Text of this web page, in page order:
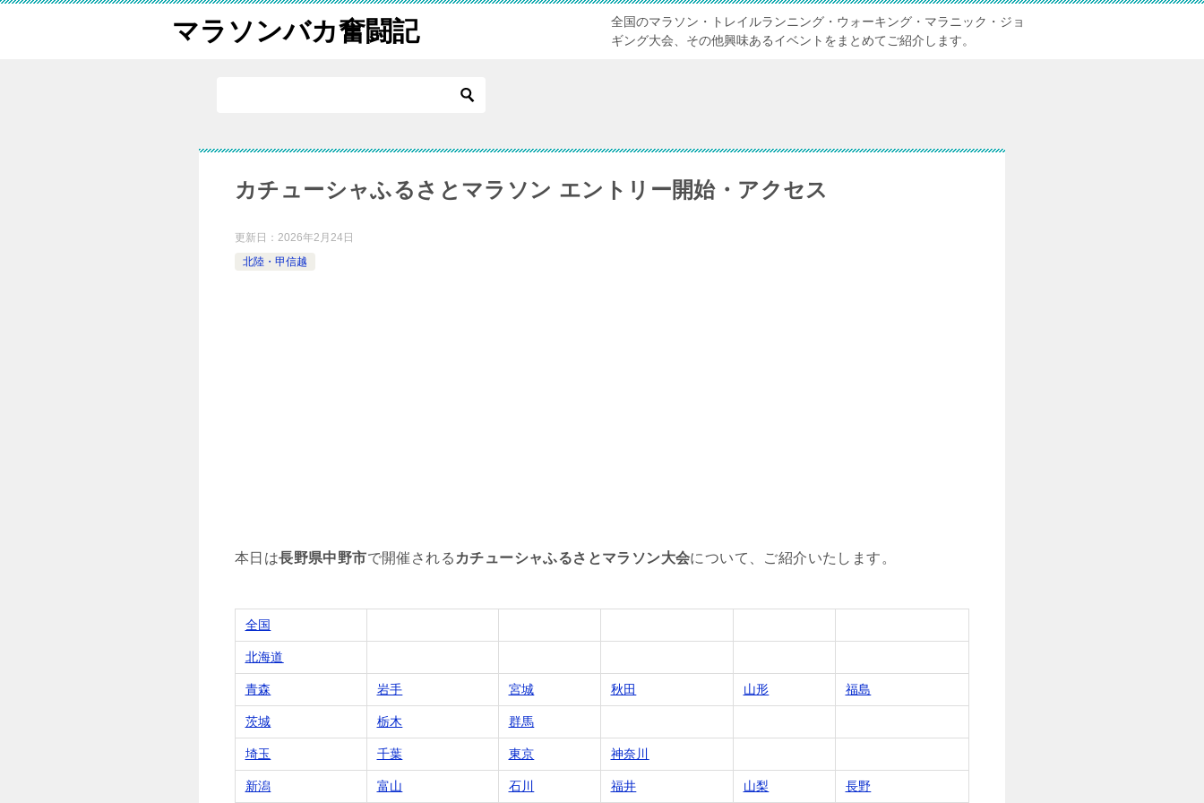
マラソンバカ奮闘記
全国のマラソン・トレイルランニング・ウォーキング・マラニック・ジョ
ギング大会、その他興味あるイベントをまとめてご紹介します。
カチューシャふるさとマラソン エントリー開始・アクセス
更新日： 2026年2月24日
北陸・甲信越
本日は長野県中野市で開催される カチューシャふるさとマラソン大会について、ご紹介いたします。
全国
北海道
青森 岩手 宮城 秋田 山形 福島
茨城 栃木 群馬
埼玉 千葉 東京 神奈川
新潟 富山 石川 福井 山梨 長野